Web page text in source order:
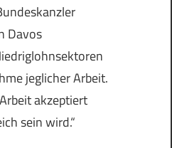
Davos
jeglicher Arbeit.
akzeptiert
sein wird.“